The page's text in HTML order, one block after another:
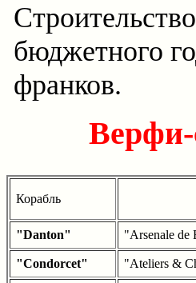
бюджетного
франков.
Верфи-
Корабль
"Danton" "Arsenale de
"Condorcet" "Ateliers &